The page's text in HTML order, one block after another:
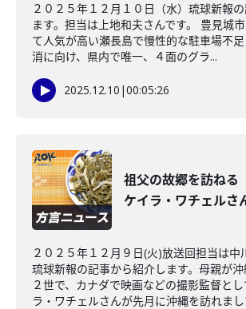
２０２５年１２月１０日（水）琉球新報
ます。担当は上地和夫さんです。 豊見城
て人気が高い瀬長島で慢性的な駐車場不
消に向け、県内で唯一、４面のグラ...
2025.12.10 |00:05:26
祖父の故郷を訪ね
ケイラ・ワチェルさ
２０２５年１２月９日(火)放送回担当は中
琉球新報の記事から紹介します。母親が
２世で、カナダで映画などの撮影監督と
ラ・ワチェルさんが先月に沖縄を訪れまし